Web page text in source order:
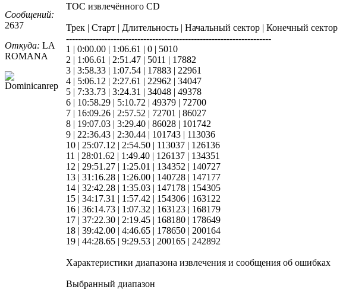
Сообщений:
2637
Откуда: LA
ROMANA
TOC извлечённого CD
Трек | Старт | Длительность | Начальный сектор | Конечный сектор
---------------------------------------------------------------------
1 | 0:00.00 | 1:06.61 | 0 | 5010
2 | 1:06.61 | 2:51.47 | 5011 | 17882
3 | 3:58.33 | 1:07.54 | 17883 | 22961
4 | 5:06.12 | 2:27.61 | 22962 | 34047
5 | 7:33.73 | 3:24.31 | 34048 | 49378
6 | 10:58.29 | 5:10.72 | 49379 | 72700
7 | 16:09.26 | 2:57.52 | 72701 | 86027
8 | 19:07.03 | 3:29.40 | 86028 | 101742
9 | 22:36.43 | 2:30.44 | 101743 | 113036
10 | 25:07.12 | 2:54.50 | 113037 | 126136
11 | 28:01.62 | 1:49.40 | 126137 | 134351
12 | 29:51.27 | 1:25.01 | 134352 | 140727
13 | 31:16.28 | 1:26.00 | 140728 | 147177
14 | 32:42.28 | 1:35.03 | 147178 | 154305
15 | 34:17.31 | 1:57.42 | 154306 | 163122
16 | 36:14.73 | 1:07.32 | 163123 | 168179
17 | 37:22.30 | 2:19.45 | 168180 | 178649
18 | 39:42.00 | 4:46.65 | 178650 | 200164
19 | 44:28.65 | 9:29.53 | 200165 | 242892
Характеристики диапазона извлечения и сообщения об ошибках
Выбранный диапазон